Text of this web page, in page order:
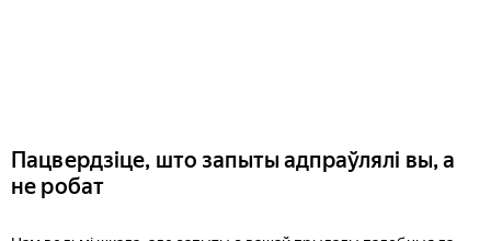
Пацвердзіце, што запыты адпраўлялі вы, а
не робат